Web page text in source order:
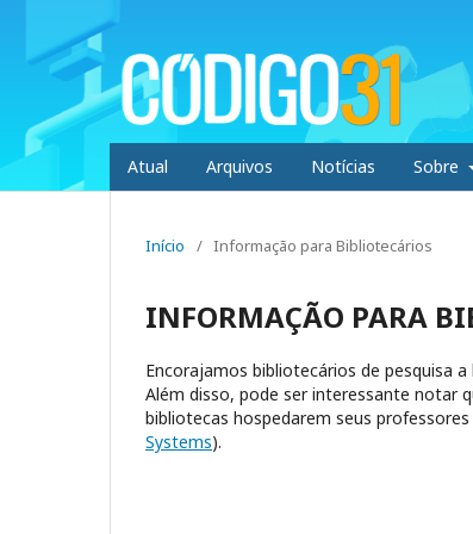
Atual Arquivos Notícias Sobre
Início / Informação para Bibliotecários
INFORMAÇÃO PARA
Encorajamos bibliotecários de pesquisa
Além disso, pode ser interessante notar
bibliotecas hospedarem seus
Systems).